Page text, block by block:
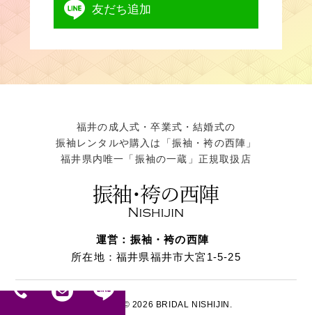
友だち追加
福井の成人式・卒業式・結婚式の
振袖レンタルや購入は「振袖・袴の西陣」
福井県内唯一「振袖の一蔵」正規取扱店
運営：振袖・袴の西陣
所在地：福井県福井市大宮1-5-25
Copyright © 2026 BRIDAL NISHIJIN.